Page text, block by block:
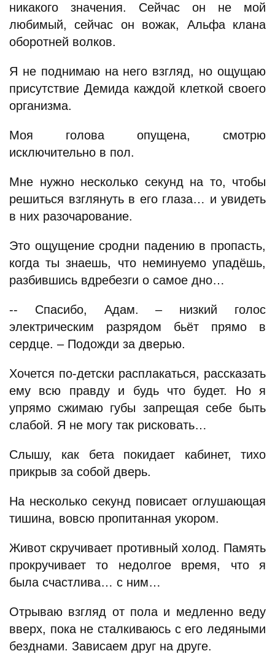
никакого значения. Сейчас он не мой
любимый, сейчас он вожак, Альфа клана
оборотней волков.
Я не поднимаю на него взгляд, но ощущаю
присутствие Демида каждой клеткой своего
организма.
Моя голова опущена, смотрю
исключительно в пол.
Мне нужно несколько секунд на то, чтобы
решиться взглянуть в его глаза… и увидеть
в них разочарование.
Это ощущение сродни падению в пропасть,
когда ты знаешь, что неминуемо упадёшь,
разбившись вдребезги о самое дно…
-- Спасибо, Адам. – низкий голос
электрическим разрядом бьёт прямо в
сердце. – Подожди за дверью.
Хочется по-детски расплакаться, рассказать
ему всю правду и будь что будет. Но я
упрямо сжимаю губы запрещая себе быть
слабой. Я не могу так рисковать…
Слышу, как бета покидает кабинет, тихо
прикрыв за собой дверь.
На несколько секунд повисает оглушающая
тишина, вовсю пропитанная укором.
Живот скручивает противный холод. Память
прокручивает то недолгое время, что я
была счастлива… с ним…
Отрываю взгляд от пола и медленно веду
вверх, пока не сталкиваюсь с его ледяными
безднами. Зависаем друг на друге.